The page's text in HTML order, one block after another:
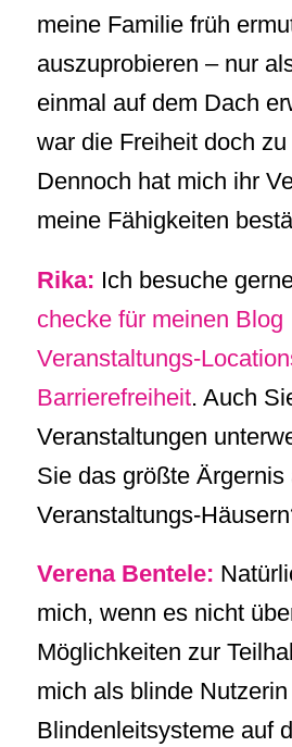
meine Familie früh
auszuprobieren – nur
einmal auf dem Dach
war die Freiheit doch
Dennoch hat mich ihr
meine Fähigkeiten
Rika: Ich besuche
checke für meinen Blog
Veranstaltungs-
Barrierefreiheit. Auch
Veranstaltungen
Sie das größte Ärgernis
Veranstaltungs-
Verena Bentele:
mich, wenn es nicht
Möglichkeiten zur
mich als blinde
Blindenleitsysteme auf